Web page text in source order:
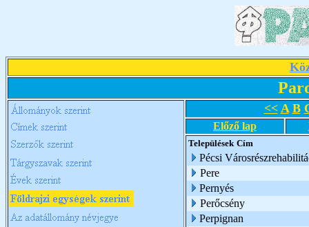
<< A B
Előző lap
Települések Cím
Pécsi
Pere
Pernyés
Perőcsény
Perpignan